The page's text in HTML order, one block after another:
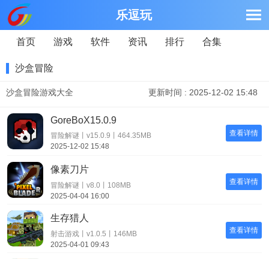
乐逗玩
首页 游戏 软件 资讯 排行 合集
沙盒冒险
沙盒冒险游戏大全 更新时间 : 2025-12-02 15:48
查看详情
GoreBoX15.0.9
冒险解谜丨v15.0.9丨464.35MB
2025-12-02 15:48
查看详情
像素刀片
冒险解谜丨v8.0丨108MB
2025-04-04 16:00
查看详情
生存猎人
射击游戏丨v1.0.5丨146MB
2025-04-01 09:43